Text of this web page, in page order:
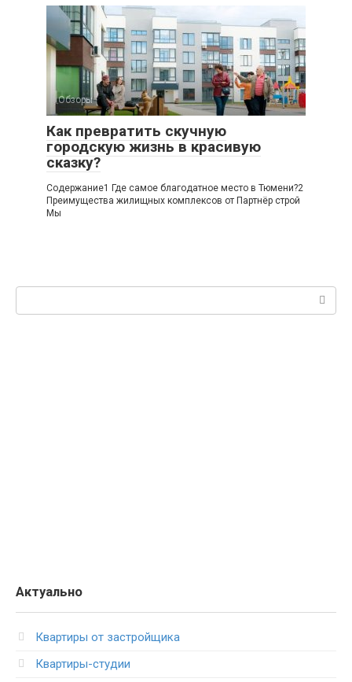
Обзоры
Как превратить скучную
городскую жизнь в красивую
сказку?
Содержание1 Где самое благодатное место в Тюмени?2
Преимущества жилищных комплексов от Партнёр строй
Мы
Актуально
Квартиры от застройщика
Квартиры-студии